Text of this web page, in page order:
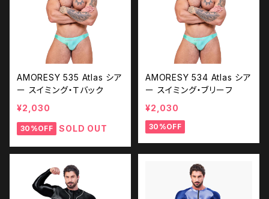
AMORESY 535 Atlas シア
ー スイミング・Ｔバック
¥2,030
30%OFF SOLD OUT
AMORESY 534 Atlas シア
ー スイミング・ブリーフ
¥2,030
30%OFF